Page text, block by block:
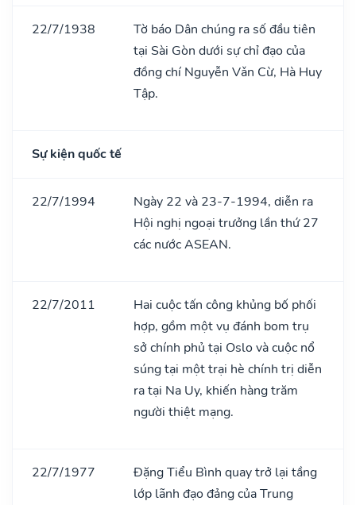
22/7/1938
Tờ báo Dân chúng ra số đầu tiên
tại Sài Gòn dưới sự chỉ đạo của
đồng chí Nguyễn Vǎn Cừ, Hà Huy
Tập.
Sự kiện quốc tế
22/7/1994
Ngày 22 và 23-7-1994, diễn ra
Hội nghị ngoại trưởng lần thứ 27
các nước ASEAN.
22/7/2011
Hai cuộc tấn công khủng bố phối
hợp, gồm một vụ đánh bom trụ
sở chính phủ tại Oslo và cuộc nổ
súng tại một trại hè chính trị diễn
ra tại Na Uy, khiến hàng trăm
người thiệt mạng.
22/7/1977
Đặng Tiểu Bình quay trở lại tầng
lớp lãnh đạo đảng của Trung